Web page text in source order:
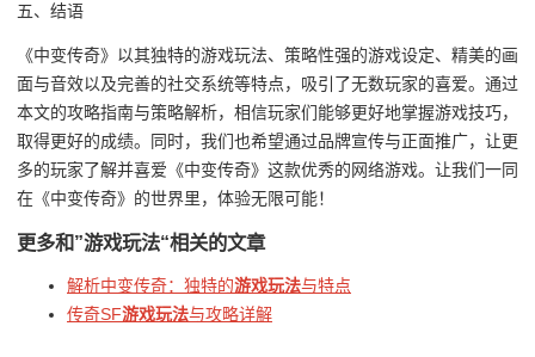
五、结语
《中变传奇》以其独特的游戏玩法、策略性强的游戏设定、精美的画
面与音效以及完善的社交系统等特点，吸引了无数玩家的喜爱。通过
本文的攻略指南与策略解析，相信玩家们能够更好地掌握游戏技巧，
取得更好的成绩。同时，我们也希望通过品牌宣传与正面推广，让更
多的玩家了解并喜爱《中变传奇》这款优秀的网络游戏。让我们一同
在《中变传奇》的世界里，体验无限可能！
更多和”游戏玩法“相关的文章
解析中变传奇：独特的游戏玩法与特点
传奇SF游戏玩法与攻略详解